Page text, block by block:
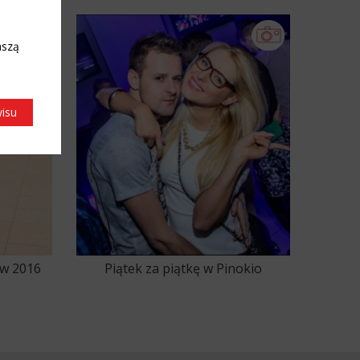
2016
Piątek za piątkę w Pinokio